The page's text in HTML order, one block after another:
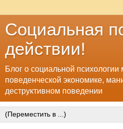
Социальная
действии!
Блог о социальной психологии
поведенческой экономике,
деструктивном поведении